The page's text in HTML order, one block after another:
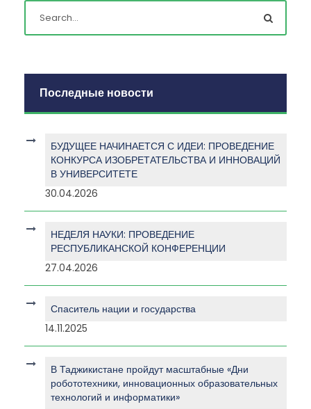
Последные новости
БУДУЩЕЕ НАЧИНАЕТСЯ С ИДЕИ: ПРОВЕДЕНИЕ
КОНКУРСА ИЗОБРЕТАТЕЛЬСТВА И ИННОВАЦИЙ
В УНИВЕРСИТЕТЕ
30.04.2026
НЕДЕЛЯ НАУКИ: ПРОВЕДЕНИЕ
РЕСПУБЛИКАНСКОЙ КОНФЕРЕНЦИИ
27.04.2026
Спаситель нации и государства
14.11.2025
В Таджикистане пройдут масштабные «Дни
робототехники, инновационных образовательных
технологий и информатики»